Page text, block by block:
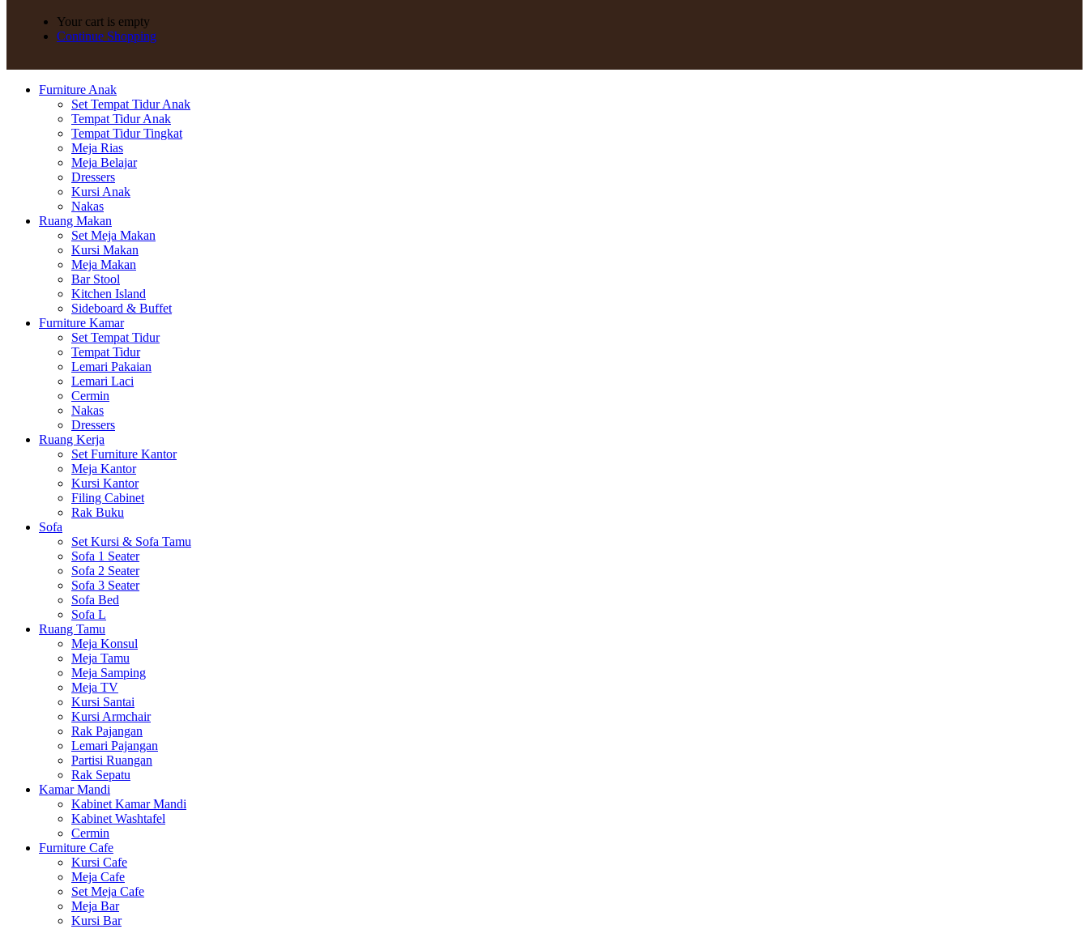
Your cart is empty
Continue Shopping
Furniture Anak
Set Tempat Tidur Anak
Tempat Tidur Anak
Tempat Tidur Tingkat
Meja Rias
Meja Belajar
Dressers
Kursi Anak
Nakas
Ruang Makan
Set Meja Makan
Kursi Makan
Meja Makan
Bar Stool
Kitchen Island
Sideboard & Buffet
Furniture Kamar
Set Tempat Tidur
Tempat Tidur
Lemari Pakaian
Lemari Laci
Cermin
Nakas
Dressers
Ruang Kerja
Set Furniture Kantor
Meja Kantor
Kursi Kantor
Filing Cabinet
Rak Buku
Sofa
Set Kursi & Sofa Tamu
Sofa 1 Seater
Sofa 2 Seater
Sofa 3 Seater
Sofa Bed
Sofa L
Ruang Tamu
Meja Konsul
Meja Tamu
Meja Samping
Meja TV
Kursi Santai
Kursi Armchair
Rak Pajangan
Lemari Pajangan
Partisi Ruangan
Rak Sepatu
Kamar Mandi
Kabinet Kamar Mandi
Kabinet Washtafel
Cermin
Furniture Cafe
Kursi Cafe
Meja Cafe
Set Meja Cafe
Meja Bar
Kursi Bar